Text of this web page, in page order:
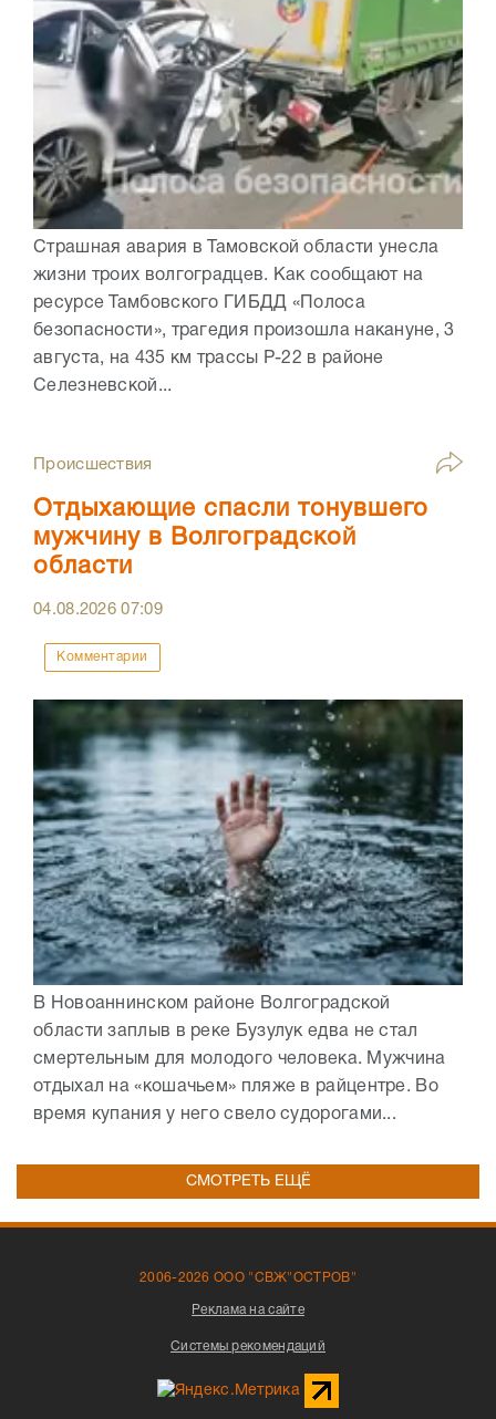
Страшная авария в Тамовской области унесла
жизни троих волгоградцев. Как сообщают на
ресурсе Тамбовского ГИБДД «Полоса
безопасности», трагедия произошла накануне, 3
августа, на 435 км трассы Р-22 в районе
Селезневской...
Происшествия
Отдыхающие спасли тонувшего
мужчину в Волгоградской
области
04.08.202607:09
Комментарии
В Новоаннинском районе Волгоградской
области заплыв в реке Бузулук едва не стал
смертельным для молодого человека. Мужчина
отдыхал на «кошачьем» пляже в райцентре. Во
время купания у него свело судорогами...
СМОТРЕТЬ ЕЩЁ
2006-2026 ООО "СВЖ"ОСТРОВ"
Реклама на сайте
Системы рекомендаций